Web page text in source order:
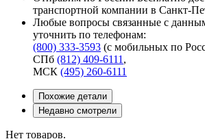
транспортной компании в Санкт-
Любые вопросы связанные с
уточнить по телефонам:
(800) 333-3593 (с мобильных по
СПб (812) 409-6111 ,
МСК (495) 260-6111
Похожие детали
Недавно смотрели
Нет товаров.